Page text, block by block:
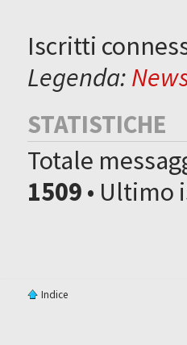
Iscritti
Legenda:
STATISTICHE
Totale
1509• Ultimo
Indice